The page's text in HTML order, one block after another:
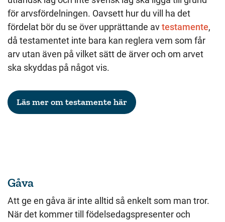
för arvsfördelningen. Oavsett hur du vill ha det
fördelat bör du se över upprättande avtestamente,
då testamentet inte bara kan reglera vem som får
arv utan även på vilket sätt de ärver och om arvet
ska skyddas på något vis.
Läs mer om testamente här
Gåva
Att ge en gåva är inte alltid så enkelt som man tror.
När det kommer till födelsedagspresenter och